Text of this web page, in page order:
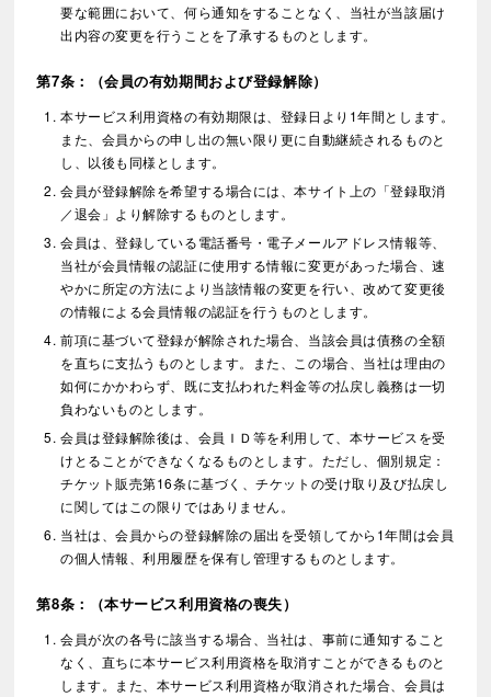
要な範囲において、何ら通知をすることなく、当社が当該届け
出内容の変更を行うことを了承するものとします。
第7条：（会員の有効期間および登録解除）
本サービス利用資格の有効期限は、登録日より1年間とします。
また、会員からの申し出の無い限り更に自動継続されるものと
し、以後も同様とします。
会員が登録解除を希望する場合には、本サイト上の「登録取消
／退会」より解除するものとします。
会員は、登録している電話番号・電子メールアドレス情報等、
当社が会員情報の認証に使用する情報に変更があった場合、速
やかに所定の方法により当該情報の変更を行い、改めて変更後
の情報による会員情報の認証を行うものとします。
前項に基づいて登録が解除された場合、当該会員は債務の全額
を直ちに支払うものとします。また、この場合、当社は理由の
如何にかかわらず、既に支払われた料金等の払戻し義務は一切
負わないものとします。
会員は登録解除後は、会員ＩＤ等を利用して、本サービスを受
けとることができなくなるものとします。ただし、個別規定：
チケット販売第16条に基づく、チケットの受け取り及び払戻し
に関してはこの限りではありません。
当社は、会員からの登録解除の届出を受領してから1年間は会員
の個人情報、利用履歴を保有し管理するものとします。
第8条：（本サービス利用資格の喪失）
会員が次の各号に該当する場合、当社は、事前に通知すること
なく、直ちに本サービス利用資格を取消すことができるものと
します。また、本サービス利用資格が取消された場合、会員は